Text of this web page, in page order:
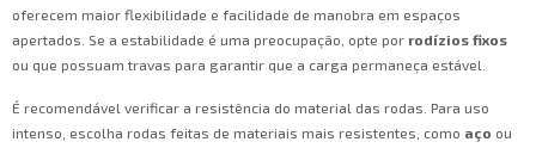
oferecem maior flexibilidade e facilidade de manobra em espaços
apertados. Se a estabilidade é uma preocupação, opte por rodízios fixos
ou que possuam travas para garantir que a carga permaneça estável.
É recomendável verificar a resistência do material das rodas. Para uso
intenso, escolha rodas feitas de materiais mais resistentes, como aço ou